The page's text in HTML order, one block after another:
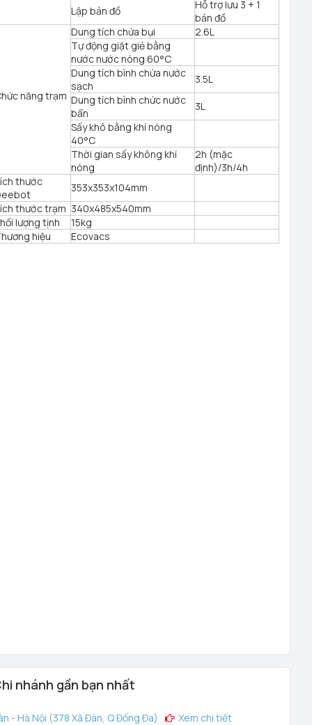
Lập bản đồ
Hỗ trợ lưu 3 + 1
bản đồ
năng trạm
Dung tích chứa bụi
2.6L
Tự động giặt giẻ bằng
nước nước nóng 60°C
Dung tích bình chứa nước
sạch
3.5L
Dung tích bình chức nước
bẩn
3L
Sấy khô bằng khí nóng
40°C
Thời gian sấy không khí
nóng
2h (mặc
định)/3h/4h
thước
353x353x104mm
thước trạm 340x485x540mm
lượng tịnh
15kg
hiệu
Ecovacs
nhánh gần bạn nhất
- Hà Nội (378 Xã Đàn, Q Đống Đa)
Xem chi tiết